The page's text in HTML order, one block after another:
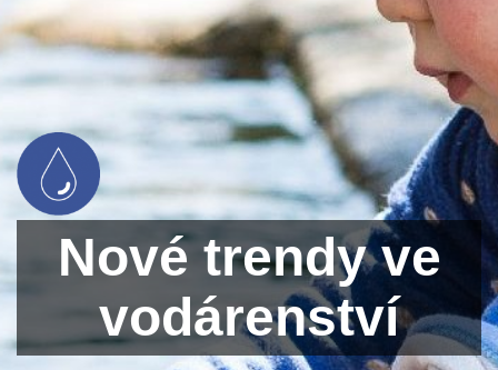
Nové trendy ve
vodárenství